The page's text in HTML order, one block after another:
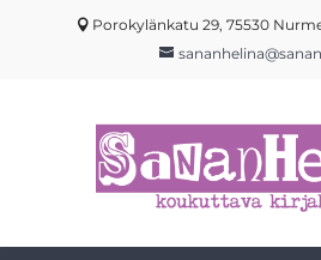
Porokylänkatu 29, 75530